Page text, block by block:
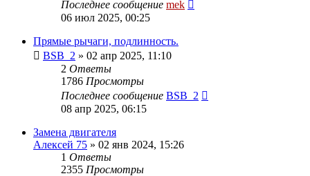
Последнее сообщение mek
06 июл 2025, 00:25
Прямые рычаги, подлинность.
BSB_2 » 02 апр 2025, 11:10
2 Ответы
1786 Просмотры
Последнее сообщение BSB_2
08 апр 2025, 06:15
Замена двигателя
Алексей 75 » 02 янв 2024, 15:26
1 Ответы
2355 Просмотры